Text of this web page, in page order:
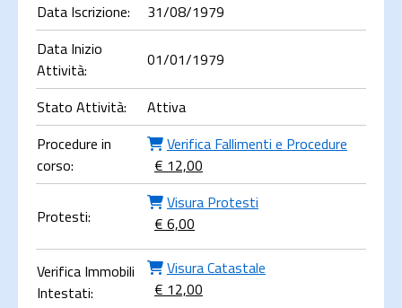
Data Iscrizione:
31/08/1979
Data Inizio
Attività:
01/01/1979
Stato Attività:
Attiva
Procedure in
corso:
Verifica Fallimenti e Procedure
€ 12,00
Protesti:
Visura Protesti
€ 6,00
Verifica Immobili
Intestati:
Visura Catastale
€ 12,00